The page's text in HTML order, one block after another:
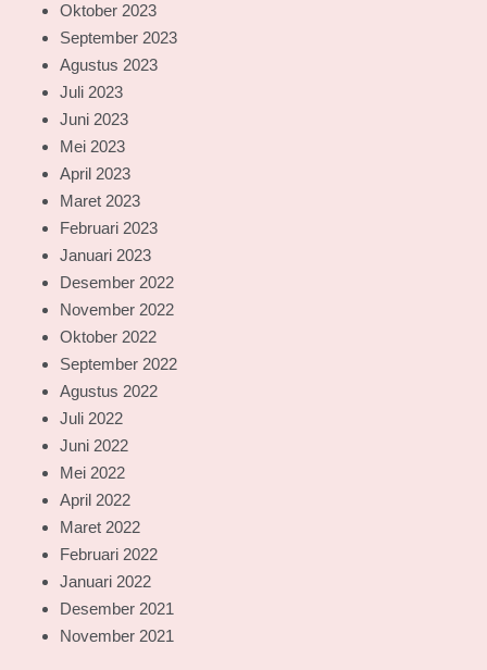
Oktober 2023
September 2023
Agustus 2023
Juli 2023
Juni 2023
Mei 2023
April 2023
Maret 2023
Februari 2023
Januari 2023
Desember 2022
November 2022
Oktober 2022
September 2022
Agustus 2022
Juli 2022
Juni 2022
Mei 2022
April 2022
Maret 2022
Februari 2022
Januari 2022
Desember 2021
November 2021